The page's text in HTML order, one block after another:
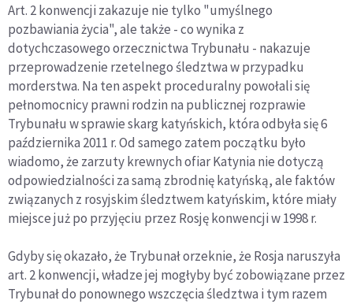
Art. 2 konwencji zakazuje nie tylko "umyślnego
pozbawiania życia", ale także - co wynika z
dotychczasowego orzecznictwa Trybunału - nakazuje
przeprowadzenie rzetelnego śledztwa w przypadku
morderstwa. Na ten aspekt proceduralny powołali się
pełnomocnicy prawni rodzin na publicznej rozprawie
Trybunału w sprawie skarg katyńskich, która odbyła się 6
października 2011 r. Od samego zatem początku było
wiadomo, że zarzuty krewnych ofiar Katynia nie dotyczą
odpowiedzialności za samą zbrodnię katyńską, ale faktów
związanych z rosyjskim śledztwem katyńskim, które miały
miejsce już po przyjęciu przez Rosję konwencji w 1998 r.
Gdyby się okazało, że Trybunał orzeknie, że Rosja naruszyła
art. 2 konwencji, władze jej mogłyby być zobowiązane przez
Trybunał do ponownego wszczęcia śledztwa i tym razem